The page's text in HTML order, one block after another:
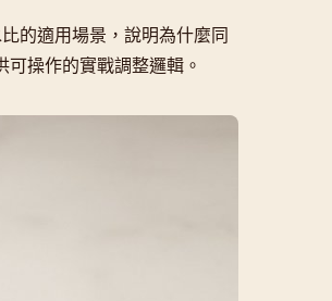
的適用場景，說明為什麼同
操作的實戰調整邏輯。